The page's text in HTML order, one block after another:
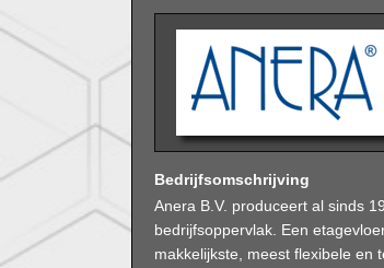
Bedrijfsomschrijving
Anera B.V. produceert al sinds
bedrijfsoppervlak. Een
makkelijkste, meest flexibele en